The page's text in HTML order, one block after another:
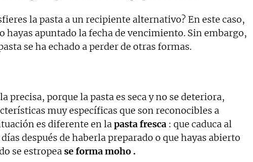
la pasta a un recipiente alternativo? En este caso,
hayas apuntado la fecha de vencimiento. Sin embargo,
se ha echado a perder de otras formas.
precisa, porque la pasta es seca y no se deteriora,
muy específicas que son reconocibles a
es diferente en lapasta fresca : que caduca al
después de haberla preparado o que hayas abierto
se estropease forma moho .